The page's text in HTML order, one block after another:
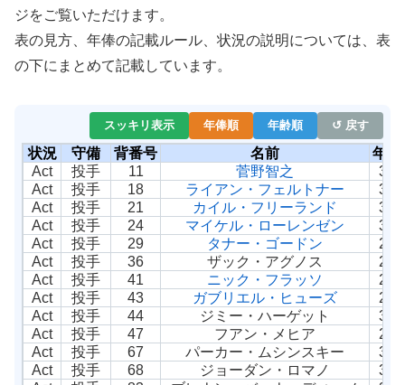
ジをご覧いただけます。
表の見方、年俸の記載ルール、状況の説明については、表
の下にまとめて記載しています。
スッキリ表示 年俸順 年齢順 ↺ 戻す
状況 守備 背番号 名前
年齢
Act
投手 11 菅野智之
37
Act
投手 18 ライアン・フェルトナー
30
Act
投手 21 カイル・フリーランド
33
Act
投手 24 マイケル・ローレンゼン
34
Act
投手 29 タナー・ゴードン
29
Act
投手 36 ザック・アグノス
26
Act
投手 41 ニック・フラッソ
28
Act
投手 43 ガブリエル・ヒューズ
25
Act
投手 44 ジミー・ハーゲット
33
Act
投手 47 フアン・メヒア
26
Act
投手 67 パーカー・ムシンスキー
31
Act
投手 68 ジョーダン・ロマノ
33